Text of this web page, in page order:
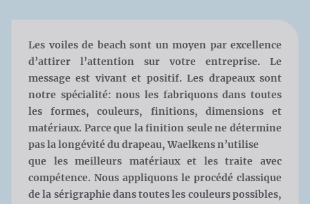
Les voiles de beach sont un moyen par excellence
d’attirer l’attention sur votre entreprise. Le
message est vivant et positif. Les drapeaux sont
notre spécialité: nous les fabriquons dans toutes
les formes, couleurs, finitions, dimensions et
matériaux. Parce que la finition seule ne détermine
pas la longévité du drapeau, Waelkens n’utilise
que les meilleurs matériaux et les traite avec
compétence. Nous appliquons le procédé classique
de la sérigraphie dans toutes les couleurs possibles,